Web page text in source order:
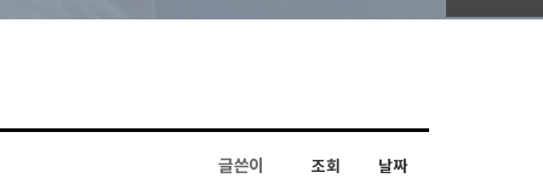
글쓴이 조회 날짜